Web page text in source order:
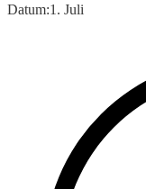
Datum:1. Juli